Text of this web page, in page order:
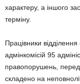
характеру, а іншого
терміну.
Працівники
адмінкомісій 95
правопорушень,
складено на